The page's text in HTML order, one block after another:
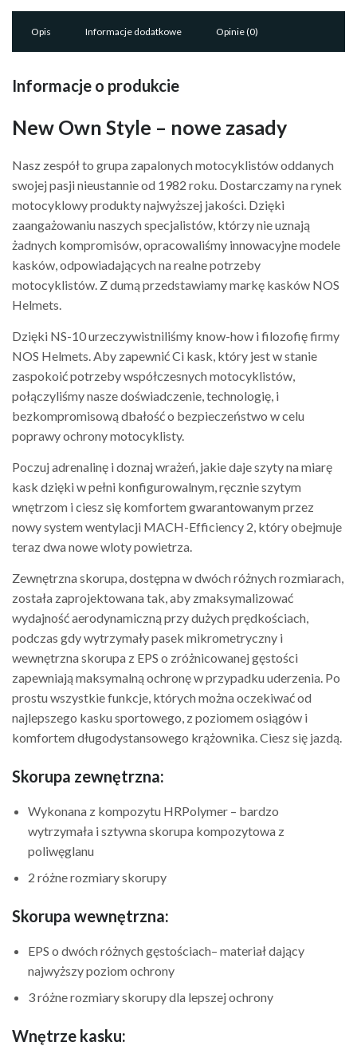
ALIAS
Opis Informacje dodatkowe Opinie (0)
Informacje o produkcie
New Own Style – nowe zasady
Nasz zespół to grupa zapalonych motocyklistów oddanych
swojej pasji nieustannie od 1982 roku. Dostarczamy na rynek
motocyklowy produkty najwyższej jakości. Dzięki
zaangażowaniu naszych specjalistów, którzy nie uznają
żadnych kompromisów, opracowaliśmy innowacyjne modele
kasków, odpowiadających na realne potrzeby
motocyklistów. Z dumą przedstawiamy markę kasków NOS
Helmets.
Dzięki NS-10 urzeczywistniliśmy know-how i filozofię firmy
NOS Helmets. Aby zapewnić Ci kask, który jest w stanie
zaspokoić potrzeby współczesnych motocyklistów,
połączyliśmy nasze doświadczenie, technologię, i
bezkompromisową dbałość o bezpieczeństwo w celu
poprawy ochrony motocyklisty.
Poczuj adrenalinę i doznaj wrażeń, jakie daje szyty na miarę
kask dzięki w pełni konfigurowalnym, ręcznie szytym
wnętrzom i ciesz się komfortem gwarantowanym przez
nowy system wentylacji MACH-Efficiency 2, który obejmuje
teraz dwa nowe wloty powietrza.
Zewnętrzna skorupa, dostępna w dwóch różnych rozmiarach,
została zaprojektowana tak, aby zmaksymalizować
wydajność aerodynamiczną przy dużych prędkościach,
podczas gdy wytrzymały pasek mikrometryczny i
wewnętrzna skorupa z EPS o zróżnicowanej gęstości
zapewniają maksymalną ochronę w przypadku uderzenia. Po
prostu wszystkie funkcje, których można oczekiwać od
najlepszego kasku sportowego, z poziomem osiągów i
komfortem długodystansowego krążownika. Ciesz się jazdą.
Skorupa zewnętrzna:
Wykonana z kompozytu HRPolymer – bardzo
wytrzymała i sztywna skorupa kompozytowa z
poliwęglanu
2 różne rozmiary skorupy
Skorupa wewnętrzna:
EPS o dwóch różnych gęstościach– materiał dający
najwyższy poziom ochrony
3 różne rozmiary skorupy dla lepszej ochrony
Wnętrze kasku: